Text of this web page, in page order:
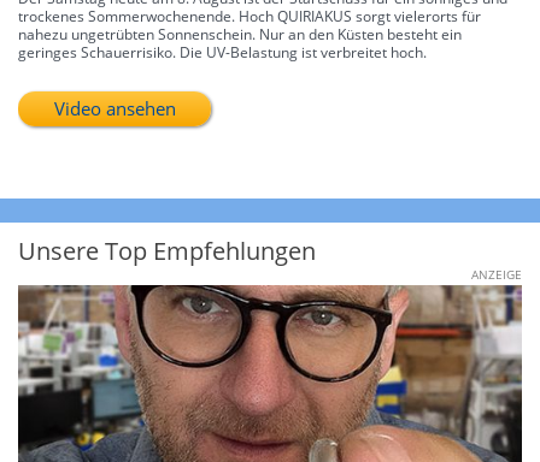
trockenes Sommerwochenende. Hoch QUIRIAKUS sorgt vielerorts für
nahezu ungetrübten Sonnenschein. Nur an den Küsten besteht ein
geringes Schauerrisiko. Die UV-Belastung ist verbreitet hoch.
Video ansehen
Unsere Top Empfehlungen
ANZEIGE